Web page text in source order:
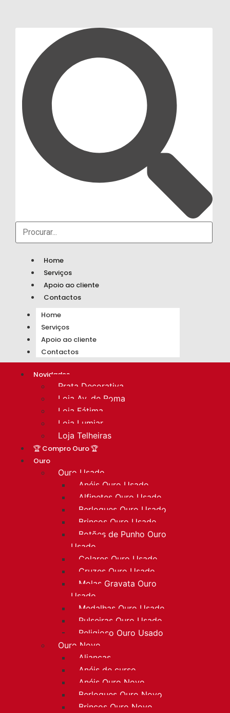
Home
Serviços
Apoio ao cliente
Contactos
Home
Serviços
Apoio ao cliente
Contactos
Novidades
Prata Decorativa
Loja Av. de Roma
Loja Fátima
Loja Lumiar
Loja Telheiras
🏆 Compro Ouro 🏆
Ouro
Ouro Usado
Anéis Ouro Usado
Alfinetes Ouro Usado
Berloques Ouro Usado
Brincos Ouro Usado
Botões de Punho Ouro
Usado
Colares Ouro Usado
Cruzes Ouro Usado
Molas Gravata Ouro
Usado
Medalhas Ouro Usado
Pulseiras Ouro Usado
Religioso Ouro Usado
Ouro Novo
Alianças
Anéis de curso
Anéis Ouro Novo
Berloques Ouro Novo
Brincos Ouro Novo